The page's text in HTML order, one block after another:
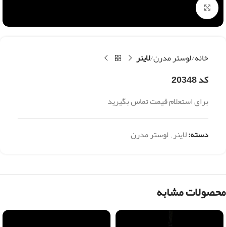
بزرگنمایی تصویر
خانه لوستر مدرن لاینر
کد 20348
برای استعلام قیمت تماس بگیرید
دسته:لاینر,لوستر مدرن
محصولات مشابه